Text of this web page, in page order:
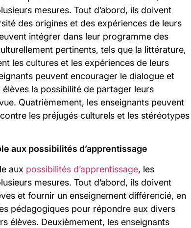
mesures. Tout d’abord, ils doivent
des origines et des expériences de leurs
intégrer dans leur programme des
pertinents, tels que la littérature,
les cultures et les expériences de leurs
peuvent encourager le dialogue et
élèves la possibilité de partager leurs
Quatrièmement, les enseignants peuvent
les préjugés culturels et les stéréotypes
aux possibilités d’apprentissage
aux possibilités d’apprentissage, les
mesures. Tout d’abord, ils doivent
et fournir un enseignement différencié, en
pédagogiques pour répondre aux divers
élèves. Deuxièmement, les enseignants